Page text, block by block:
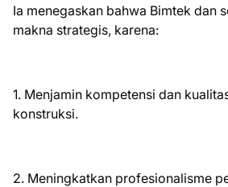
Ia menegaskan bahwa Bimtek dan
makna strategis, karena:
1. Menjamin kompetensi dan
konstruksi.
2. Meningkatkan profesionalisme